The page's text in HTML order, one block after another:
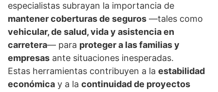
especialistas subrayan la importancia de
mantener coberturas de seguros —tales como
vehicular, de salud, vida y asistencia en
carretera— para proteger a las familias y
empresas ante situaciones inesperadas.
Estas herramientas contribuyen a la estabilidad
económica y a la continuidad de proyectos